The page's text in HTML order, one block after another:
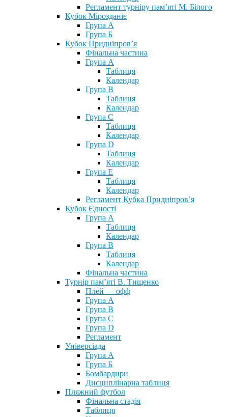
Регламент турніру пам’яті М. Білого
Кубок Мірозданіє
Група А
Група Б
Кубок Придніпров’я
Фінальна частина
Група А
Таблиця
Календар
Група В
Таблиця
Календар
Група С
Таблиця
Календар
Група D
Таблиця
Календар
Група Е
Таблиця
Календар
Регламент Кубка Придніпров’я
Кубок Єдності
Група А
Таблиця
Календар
Група В
Таблиця
Календар
Фінальна частина
Турнір пам’яті В. Тищенко
Плей — офф
Група А
Група B
Група С
Група D
Регламент
Універсіада
Група А
Група Б
Бомбардири
Дисциплінарна таблиця
Пляжний футбол
Фінальна стадія
Таблиця